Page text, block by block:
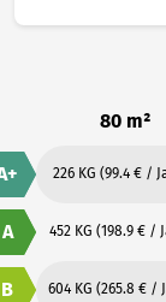
80 m²
226 KG (99.4 € /
A 452 KG (198.9 € /
B 604 KG (265.8 € /